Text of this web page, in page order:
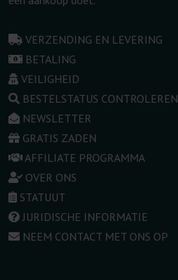
VERZENDING EN LEVERING
BETALING
VEILIGHEID
BESTELSTATUS CONTROLEREN
NEWSLETTER
GRATIS ZADEN
AFFILIATE PROGRAMMA
OVER ONS
STATUUT
JURIDISCHE INFORMATIE
NEEM CONTACT MET ONS OP